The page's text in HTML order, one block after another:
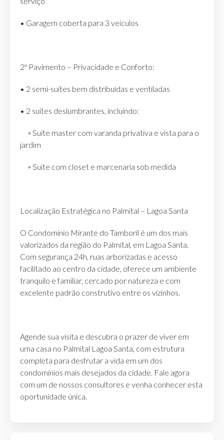
• Garagem coberta para 3 veículos
2º Pavimento – Privacidade e Conforto:
• 2 semi-suítes bem distribuídas e ventiladas
• 2 suítes deslumbrantes, incluindo:
◦ Suíte master com varanda privativa e vista para o
jardim
◦ Suíte com closet e marcenaria sob medida
Localização Estratégica no Palmital – Lagoa Santa
O Condomínio Mirante do Tamboril é um dos mais
valorizados da região do Palmital, em Lagoa Santa.
Com segurança 24h, ruas arborizadas e acesso
facilitado ao centro da cidade, oferece um ambiente
tranquilo e familiar, cercado por natureza e com
excelente padrão construtivo entre os vizinhos.
Agende sua visita e descubra o prazer de viver em
uma casa no Palmital Lagoa Santa, com estrutura
completa para desfrutar a vida em um dos
condomínios mais desejados da cidade. Fale agora
com um de nossos consultores e venha conhecer esta
oportunidade única.